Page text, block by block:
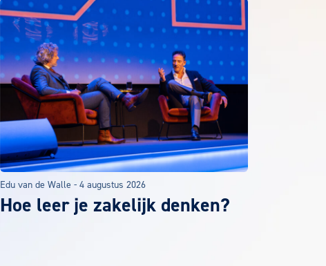
Edu van de Walle - 4 augustus 2026
Hoe leer je zakelijk denken?